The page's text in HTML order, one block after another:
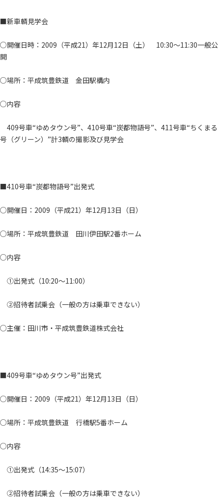
■新車輌見学会
○開催日時：2009（平成21）年12月12日（土） 10:30～11:30一般公
開
○場所：平成筑豊鉄道 金田駅構内
○内容
409号車“ゆめタウン号”、410号車“炭都物語号”、411号車“ちくまる
号（グリーン）”計3輌の撮影及び見学会
■410号車“炭都物語号”出発式
○開催日：2009（平成21）年12月13日（日）
○場所：平成筑豊鉄道 田川伊田駅2番ホーム
○内容
①出発式（10:20～11:00）
②招待者試乗会（一般の方は乗車できない）
○主催：田川市・平成筑豊鉄道株式会社
■409号車“ゆめタウン号”出発式
○開催日：2009（平成21）年12月13日（日）
○場所：平成筑豊鉄道 行橋駅5番ホーム
○内容
①出発式（14:35～15:07）
②招待者試乗会（一般の方は乗車できない）